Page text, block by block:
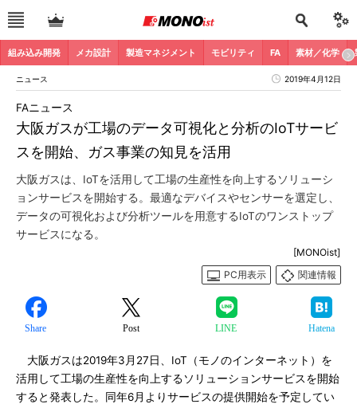
組み込み開発 メカ設計 製造マネジメント モビリティ FA 素材／化学
ニュース 2019年4月12日
大阪ガスが工場のデータ可視化と分析のIoTサービ
スを開始、ガス事業の知見を活用
FAニュース
大阪ガスは、IoTを活用して工場の生産性を向上するソリューシ
ョンサービスを開始する。最適なデバイスやセンサーを選定し、
データの可視化および分析ツールを用意するIoTのワンストップ
サービスになる。
[MONOist]
PC用表示
関連情報
Share Post LINE Hatena
大阪ガスは2019年3月27日、IoT（モノのインターネット）を
活用して工場の生産性を向上するソリューションサービスを開始
すると発表した。同年6月よりサービスの提供開始を予定してい